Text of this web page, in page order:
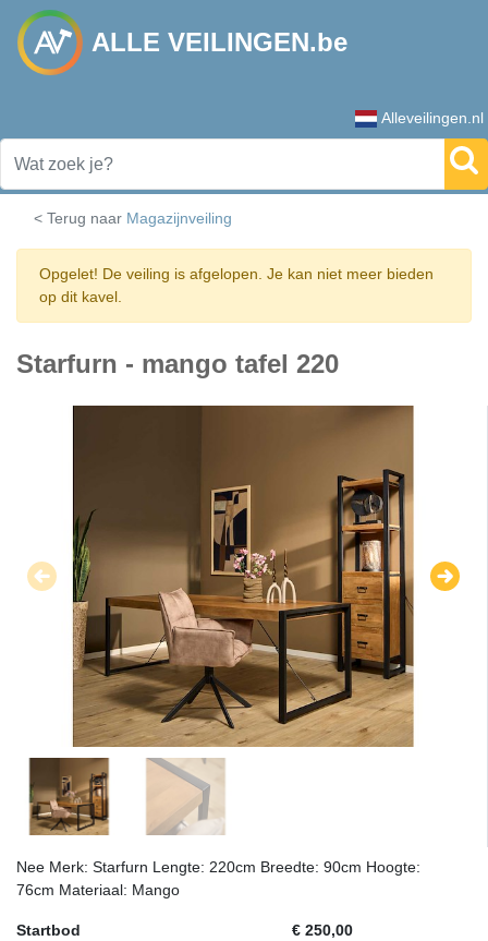
ALLE VEILINGEN.be
Alleveilingen.nl
< Terug naar Magazijnveiling
Opgelet! De veiling is afgelopen. Je kan niet meer bieden
op dit kavel.
Starfurn - mango tafel 220
Nee Merk: Starfurn Lengte: 220cm Breedte: 90cm Hoogte:
76cm Materiaal: Mango
Startbod
€ 250,00